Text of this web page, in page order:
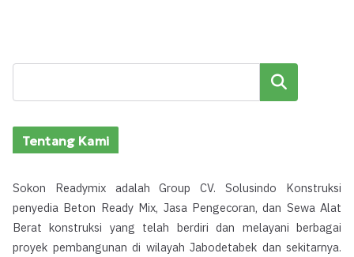
Cari
Tentang Kami
Sokon Readymix adalah Group CV. Solusindo Konstruksi
penyedia Beton Ready Mix, Jasa Pengecoran, dan Sewa Alat
Berat konstruksi yang telah berdiri dan melayani berbagai
proyek pembangunan di wilayah Jabodetabek dan sekitarnya.